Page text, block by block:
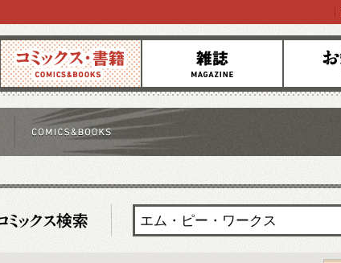
コミックス 雑誌 お知らせ